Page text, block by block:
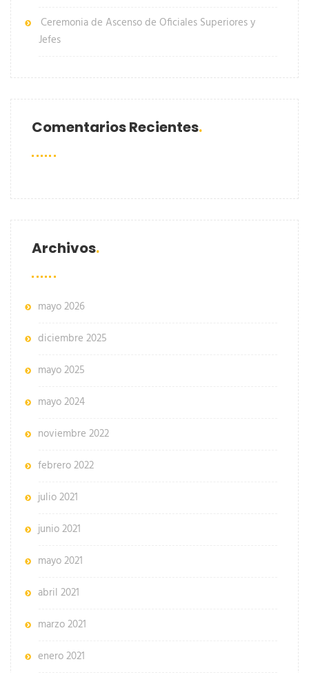
Ceremonia de Ascenso de Oficiales Superiores y
Jefes
Comentarios Recientes
Archivos
mayo 2026
diciembre 2025
mayo 2025
mayo 2024
noviembre 2022
febrero 2022
julio 2021
junio 2021
mayo 2021
abril 2021
marzo 2021
enero 2021